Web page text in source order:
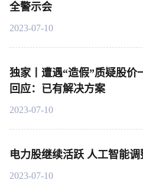
全警示会
2023-07-10
独家丨遭遇“造假”质疑股价
回应：已有解决方案
2023-07-10
电力股继续活跃 人工智能
2023-07-10